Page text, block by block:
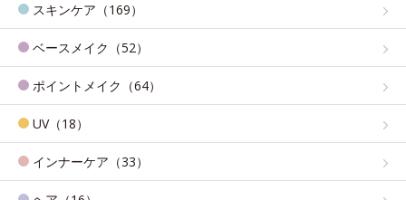
スキンケア（169）
ベースメイク（52）
ポイントメイク（64）
UV（18）
インナーケア（33）